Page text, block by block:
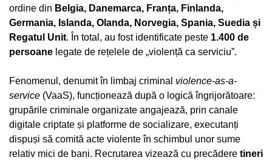
ordine din Belgia, Danemarca, Franța, Finlanda,
Germania, Islanda, Olanda, Norvegia, Spania, Suedia și
Regatul Unit. În total, au fost identificate peste 1.400 de
persoane legate de rețelele de „violență ca serviciu”.
Fenomenul, denumit în limbaj criminal violence-as-a-
service (VaaS), funcționează după o logică îngrijorătoare:
grupările criminale organizate angajează, prin canale
digitale criptate și platforme de socializare, executanți
dispuși să comită acte violente în schimbul unor sume
relativ mici de bani. Recrutarea vizează cu precădere tineri